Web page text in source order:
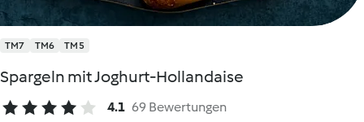
TM7 TM6 TM5
Spargeln mit Joghurt-Hollandaise
4.1 69 Bewertungen